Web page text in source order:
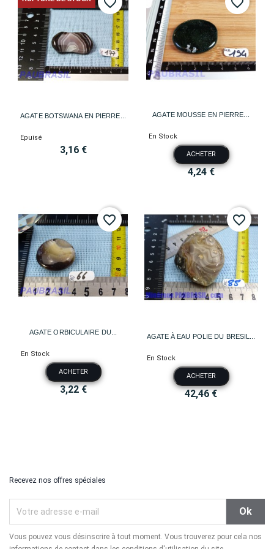
AGATE BOTSWANA EN PIERRE...
Epuisé
3,16 €
AGATE MOUSSE EN PIERRE...
En Stock
ACHETER
4,24 €
AGATE ORBICULAIRE DU...
En Stock
ACHETER
3,22 €
favorite_border
AGATE À EAU POLIE DU BRESIL...
En Stock
ACHETER
42,46 €
favorite_border
Recevez nos offres spéciales
Vous pouvez vous désinscrire à tout moment. Vous trouverez pour cela nos